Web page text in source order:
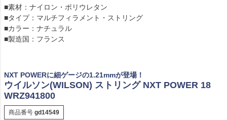
■素材：ナイロン・ポリウレタン
■タイプ：マルチフィラメント・ストリング
■カラー：ナチュラル
■製造国：フランス
NXT POWERに細ゲージの1.21mmが登場！
ウイルソン(WILSON) ストリング NXT POWER 18
WRZ941800
商品番号 gd14549